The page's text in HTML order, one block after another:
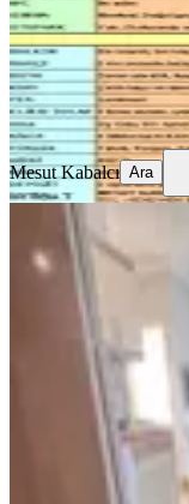
Mesut Kabalcı
Ara
Mesut Kabalcı Ara
MANZARALI